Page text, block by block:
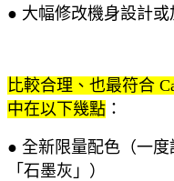
● 大幅修改機身設計或
比較合理、也最符合
中在以下幾點 ：
● 全新限量配色（一
「石墨灰」）